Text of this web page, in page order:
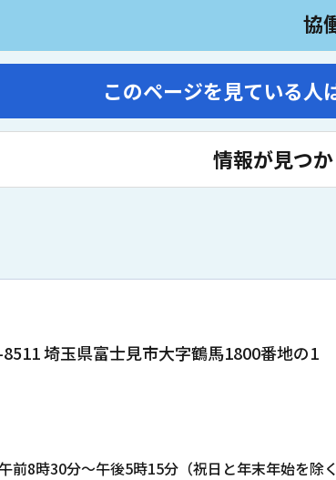
協
このページを見ている人
情報が見つ
8511 埼玉県富士見市大字鶴馬1800番地の1
前8時30分～午後5時15分（祝日と年末年始を除く